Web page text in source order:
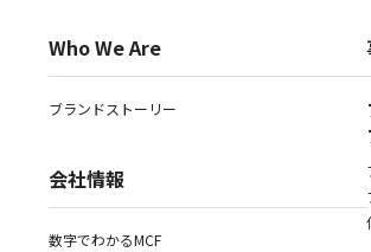
Who We Are
ブランドストーリー
会社情報
数字でわかるMCF